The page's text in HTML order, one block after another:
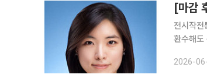
[마감
전시작전
환수해도
다”고 하
2026-